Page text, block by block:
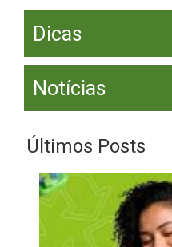
Dicas
Notícias
Últimos Posts